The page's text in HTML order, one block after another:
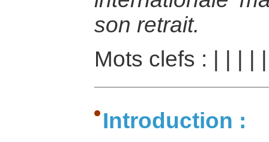
son retrait.
Mots clefs :
Introduction :